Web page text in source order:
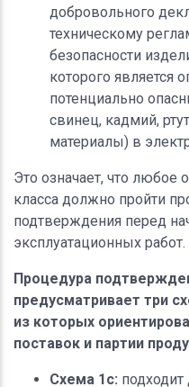
добровольного
техническому
безопасности
которого является
потенциально
свинец, кадмий,
материалы) в
Это означает, что любое
класса должно пройти
подтверждения перед
эксплуатационных работ.
Процедура
предусматривает три
из которых
поставок и партии
Схема 1c: